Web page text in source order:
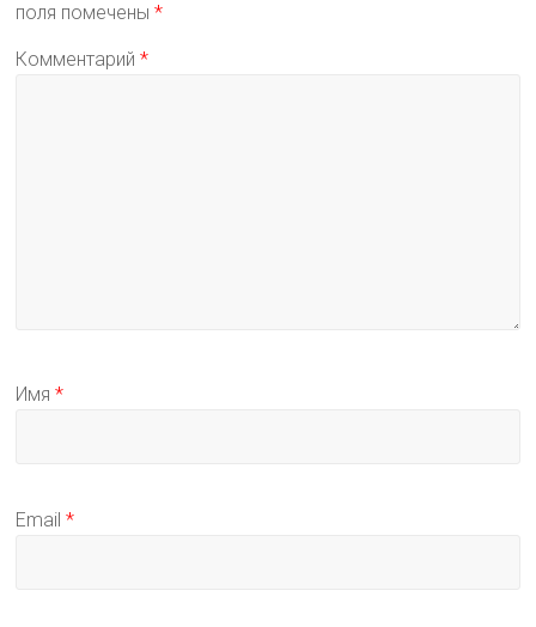
поля помечены*
Комментарий*
Имя*
Email*